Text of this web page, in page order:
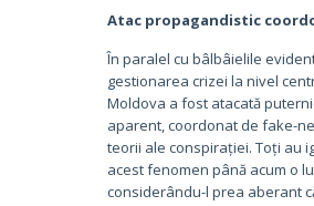
Atac propagandistic
În paralel cu bâlbâielile
gestionarea crizei la nivel
Moldova a fost atacată
aparent, coordonat de fake-
teorii ale conspirației. Toți au
acest fenomen până acum o
considerându-l prea aberant